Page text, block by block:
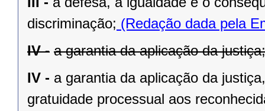
discriminação; (Redação dada pela
IV - a garantia da aplicação da justiça;
IV - a garantia da aplicação da
gratuidade processual aos